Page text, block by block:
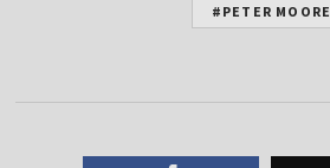
#PETER MOORE